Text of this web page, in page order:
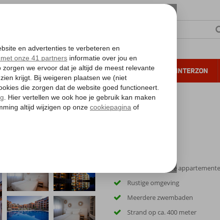
VERRE REIZEN ALL INCLUSIVE WINTERZON
Stijlvol ingerichte
Rustige omgeving
Meerdere zwembaden
Strand op ca. 400 meter